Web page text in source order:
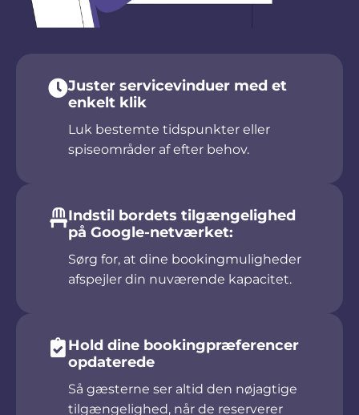
Juster servicevinduer med et
enkelt klik
Luk bestemte tidspunkter eller
spiseområder af efter behov.
Indstil bordets tilgængelighed
på Google-netværket:
Sørg for, at dine bookingmuligheder
afspejler din nuværende kapacitet.
Hold dine bookingpræferencer
opdaterede
Så gæsterne ser altid den nøjagtige
tilgængelighed, når de reserverer